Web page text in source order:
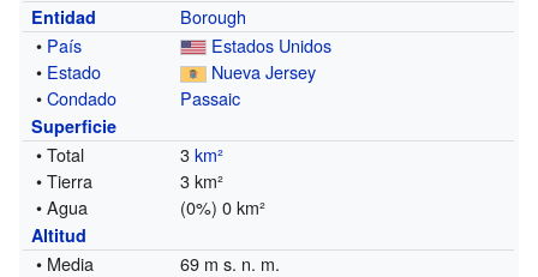
Entidad
Borough
• País
Estados Unidos
• Estado
Nueva Jersey
•Condado Passaic
Superficie
• Total 3km²
• Tierra
3 km²
• Agua
(0%) 0 km²
Altitud
• Media 69 m s. n. m.